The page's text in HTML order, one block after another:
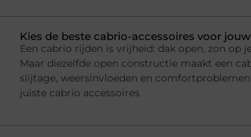
Kies de beste cabrio-accessoires voor
Een cabrio rijden is vrijheid: dak open, zon op
Maar diezelfde open constructie maakt een
slijtage, weersinvloeden en
juiste cabrio accessoires